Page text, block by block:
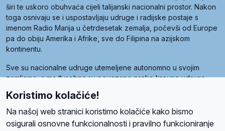
širi te uskoro obuhvaća cijeli talijanski nacionalni prostor. Nakon
toga osnivaju se i uspostavljaju udruge i radijske postaje s
imenom Radio Marija u četrdesetak zemalja, počevši od Europe
pa do obiju Amerika i Afrike, sve do Filipina na azijskom
kontinentu.
Sve su nacionalne udruge utemeljene autonomno u svojim
zemljama, a međusobna su povezane preko krovne udruge
Radio Maria). Svjetsku obitelj utemeljilo je sedam članica, među
kojima je i hrvatska Udruga Radio Marija.
Koristimo kolačiće!
Na našoj web stranici koristimo kolačiće kako bismo
osigurali osnovne funkcionalnosti i pravilno funkcioniranje